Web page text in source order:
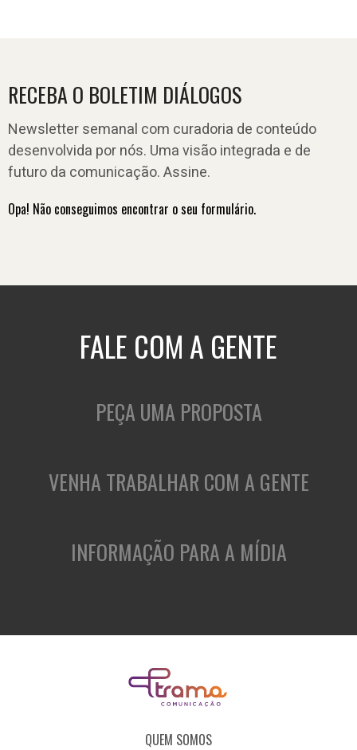
RECEBA O BOLETIM DIÁLOGOS
Newsletter semanal com curadoria de conteúdo
desenvolvida por nós. Uma visão integrada e de
futuro da comunicação. Assine.
Opa! Não conseguimos encontrar o seu formulário.
FALE COM A GENTE
PEÇA UMA PROPOSTA
VENHA TRABALHAR COM A GENTE
INFORMAÇÃO PARA A MÍDIA
QUEM SOMOS